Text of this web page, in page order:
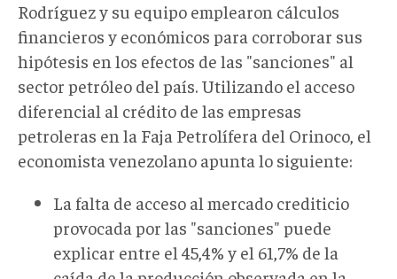
Rodríguez y su equipo emplearon cálculos
financieros y económicos para corroborar sus
hipótesis en los efectos de las "sanciones" al
sector petróleo del país. Utilizando el acceso
diferencial al crédito de las empresas
petroleras en la Faja Petrolífera del Orinoco, el
economista venezolano apunta lo siguiente:
La falta de acceso al mercado crediticio
provocada por las "sanciones" puede
explicar entre el 45,4% y el 61,7% de la